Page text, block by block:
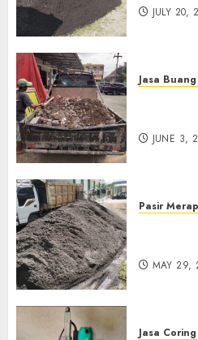
JULY 20,
Jasa
JUNE 3,
Pasir
MAY 29,
Jasa